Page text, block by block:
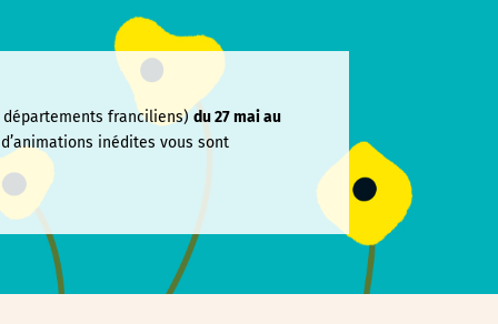
départements franciliens)du 27 mai au
d’animations inédites vous sont